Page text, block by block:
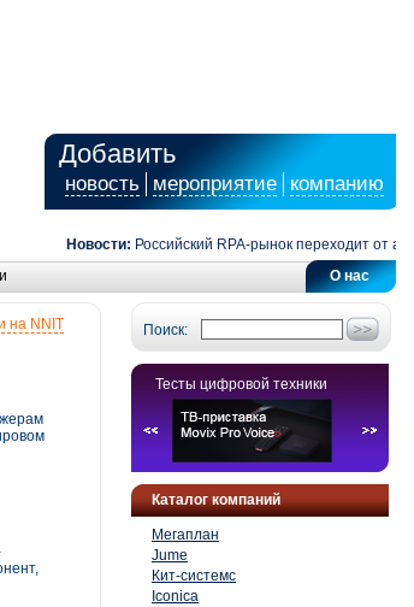
Добавить
новость мероприятие компанию
Новости: Российский RPA-рынок переходит от
О нас
Поиск:
Тесты цифровой техники
Каталог компаний
Мегаплан
Jume
Кит-системс
Iconica
на NNIT